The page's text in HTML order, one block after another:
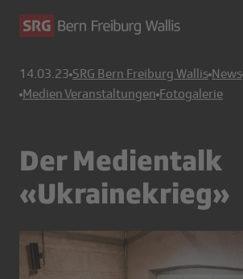
14.03.23 SRG Bern Freiburg Wallis News
Medien Veranstaltungen Fotogalerie
Der Medientalk
«Ukrainekrieg»